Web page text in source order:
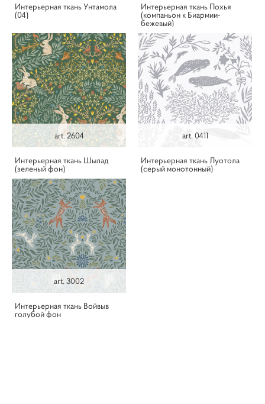
Интерьерная ткань Унтамола
(04)
Интерьерная ткань Похья
(компаньон к Биармии-
бежевый)
art. 2604
Интерьерная ткань Шылад
(зеленый фон)
art. 0411
Интерьерная ткань Луотола
(серый монотонный)
art. 3002
Интерьерная ткань Войвыв
голубой фон